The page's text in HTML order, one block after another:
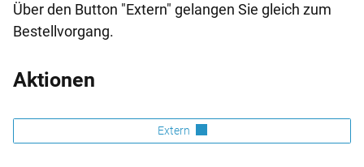
Über den Button "Extern" gelangen Sie gleich zum
Bestellvorgang.
Aktionen
Extern